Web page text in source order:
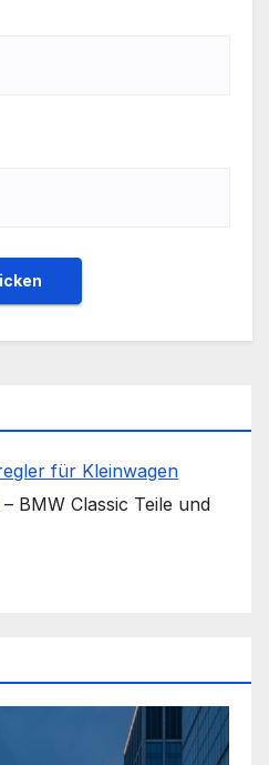
für Kleinwagen
– BMW Classic Teile und